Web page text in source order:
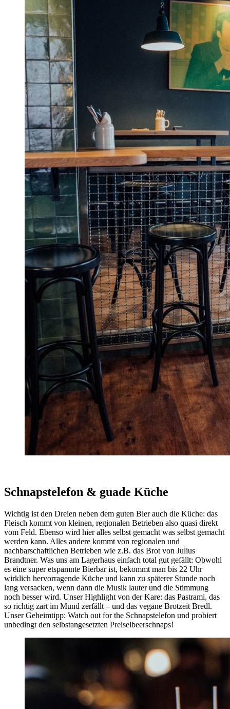
Schnapstelefon & guade Küche
Wichtig ist den Dreien neben dem guten Bier auch die Küche: das
Fleisch kommt von kleinen, regionalen Betrieben also quasi direkt
vom Feld. Ebenso wird hier alles selbst gemacht was selbst gemacht
werden kann. Alles andere kommt von regionalen und
nachbarschaftlichen Betrieben wie z.B. das Brot von Julius
Brandtner. Was uns am Lagerhaus einfach total gut gefällt: Obwohl
es eine super etspamnte Bierbar ist, bekommt man bis 22 Uhr
wirklich hervorragende Küche und kann zu späterer Stunde noch
lang versacken, wenn dann die Musik lauter und die Stimmung
noch besser wird. Unser Highlight von der Kare: das Pastrami, das
so richtig zart im Mund zerfällt – und das vegane Brotzeit Bredl.
Unser Geheimtipp: Watch out for the Schnapstelefon und probiert
unbedingt den selbstangesetzten Preiselbeerschnaps!